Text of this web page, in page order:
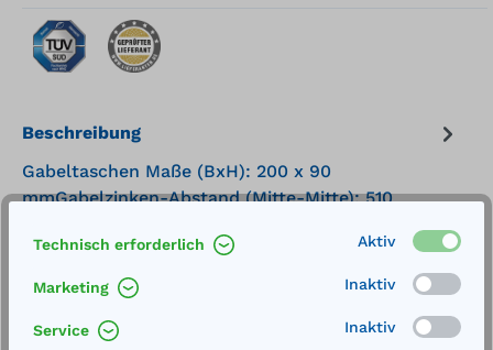
Beschreibung
Gabeltaschen Maße (BxH): 200 x 90
mmGabelzinken-Abstand (Mitte-Mitte): 510
mmTraglast:…Mehr
Technische Daten
Technisch erforderlich Aktiv
Marketing Inaktiv
Service Inaktiv